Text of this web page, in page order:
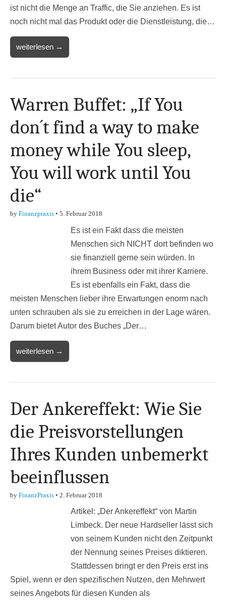
ist nicht die Menge an Traffic, die Sie anziehen. Es ist
noch nicht mal das Produkt oder die Dienstleistung, die…
weiterlesen →
Warren Buffet: „If You
don´t find a way to make
money while You sleep,
You will work until You
die“
by Finanzpraxis • 5. Februar 2018
Es ist ein Fakt dass die meisten
Menschen sich NICHT dort befinden wo
sie finanziell gerne sein würden. In
ihrem Business oder mit ihrer Karriere.
Es ist ebenfalls ein Fakt, dass die
meisten Menschen lieber ihre Erwartungen enorm nach
unten schrauben als sie zu erreichen in der Lage wären.
Darum bietet Autor des Buches „Der…
weiterlesen →
Der Ankereffekt: Wie Sie
die Preisvorstellungen
Ihres Kunden unbemerkt
beeinflussen
by FinanzPraxis • 2. Februar 2018
Artikel: „Der Ankereffekt“ von Martin
Limbeck. Der neue Hardseller lässt sich
von seinem Kunden nicht den Zeitpunkt
der Nennung seines Preises diktieren.
Stattdessen bringt er den Preis erst ins
Spiel, wenn er den spezifischen Nutzen, den Mehrwert
seines Angebots für diesen Kunden als